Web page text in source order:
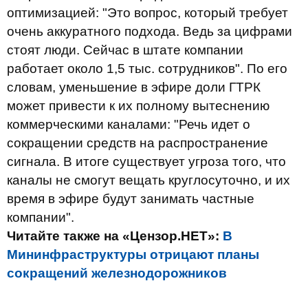
оптимизацией: "Это вопрос, который требует
очень аккуратного подхода. Ведь за цифрами
стоят люди. Сейчас в штате компании
работает около 1,5 тыс. сотрудников". По его
словам, уменьшение в эфире доли ГТРК
может привести к их полному вытеснению
коммерческими каналами: "Речь идет о
сокращении средств на распространение
сигнала. В итоге существует угроза того, что
каналы не смогут вещать круглосуточно, и их
время в эфире будут занимать частные
компании".
Читайте также на «Цензор.НЕТ»: В
Мининфраструктуры отрицают планы
сокращений железнодорожников